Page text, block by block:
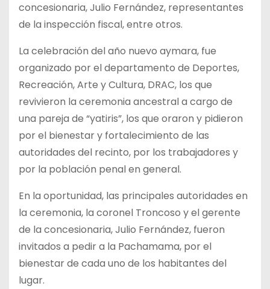
concesionaria, Julio Fernández, representantes
de la inspección fiscal, entre otros.
La celebración del año nuevo aymara, fue
organizado por el departamento de Deportes,
Recreación, Arte y Cultura, DRAC, los que
revivieron la ceremonia ancestral a cargo de
una pareja de “yatiris”, los que oraron y pidieron
por el bienestar y fortalecimiento de las
autoridades del recinto, por los trabajadores y
por la población penal en general.
En la oportunidad, las principales autoridades en
la ceremonia, la coronel Troncoso y el gerente
de la concesionaria, Julio Fernández, fueron
invitados a pedir a la Pachamama, por el
bienestar de cada uno de los habitantes del
lugar.